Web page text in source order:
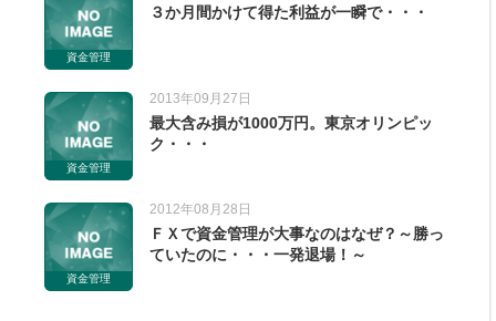
資金管理
３か月間かけて得た利益が一瞬で・・・
資金管理
2013年09月27日
最大含み損が1000万円。東京オリンピッ
ク・・・
資金管理
2012年08月28日
ＦＸで資金管理が大事なのはなぜ？～勝っ
ていたのに・・・一発退場！～